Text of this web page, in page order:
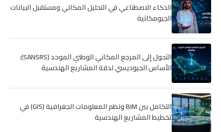
الذكاء الاصطناعي في التحليل المكاني ومستقبل البيانات
الجيومكانية
التحول إلى المرجع المكاني الوطني الموحد (SANSRS):
الأساس الجيوديسي لدقة المشاريع الهندسية
التكامل بين BIM ونظم المعلومات الجغرافية (GIS) في
تخطيط المشاريع الهندسية